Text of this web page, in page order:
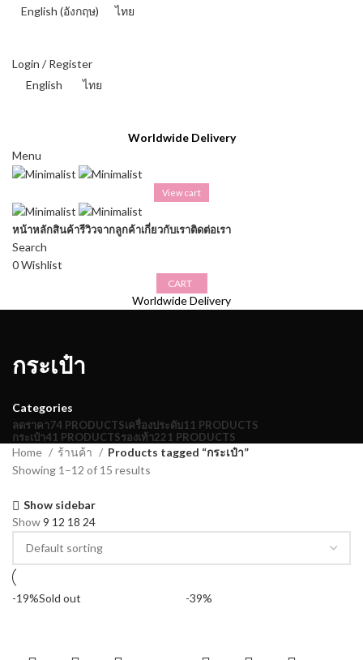
English (อังกฤษ) ไทย
Login / Register
English
ไทย
Worldwide Delivery
Menu
View cart
หน้าหลักสินค้ารีวิวจากลูกค้าเกี่ยวกับเราติดต่อเรา
Search
0Wishlist
CART
Worldwide Delivery
กระเป๋า
Categories
ลดราคา74 PRODUCTSเครื่องประดับ11 PRODUCTS
กระเป๋า41 PRODUCTSรองเท้า221 PRODUCTS
Home ร้านค้า
Products tagged “กระเป๋า”
Showing 1–12 of 15 results
Show sidebar
Show9 12 18 24
-19%Sold out -39%